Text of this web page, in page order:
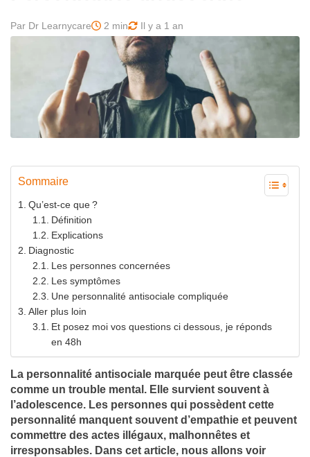
Par Dr Learnycare 2 min Il y a 1 an
Sommaire
Qu’est-ce que ?
Définition
Explications
Diagnostic
Les personnes concernées
Les symptômes
Une personnalité antisociale compliquée
Aller plus loin
Et posez moi vos questions ci dessous, je réponds
en 48h
La personnalité antisociale marquée peut être classée
comme un trouble mental. Elle survient souvent à
l’adolescence. Les personnes qui possèdent cette
personnalité manquent souvent d’empathie et peuvent
commettre des actes illégaux, malhonnêtes et
irresponsables. Dans cet article, nous allons voir